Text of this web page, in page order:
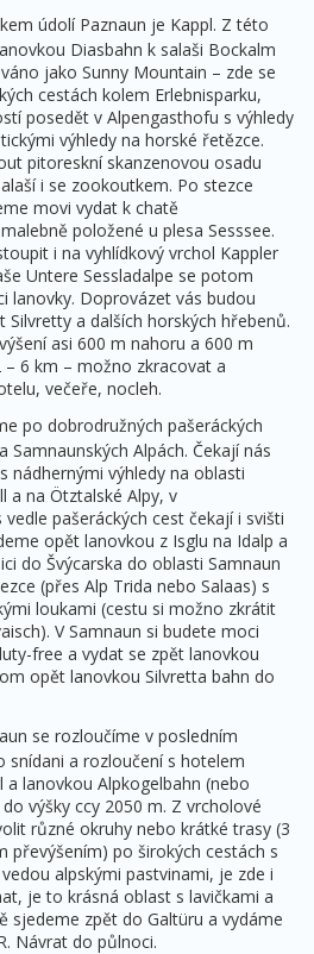
údolí Paznaun je Kappl. Z této
Diasbahn k salaši Bockalm
jako Sunny Mountain – zde se
cestách kolem Erlebnisparku,
posedět v Alpengasthofu s výhledy
výhledy na horské řetězce.
pitoreskní skanzenovou osadu
i se zookoutkem. Po stezce
movi vydat k chatě
položené u plesa Sesssee.
i na vyhlídkový vrchol Kappler
Untere Sessladalpe se potom
lanovky. Doprovázet vás budou
Silvretty a dalších horských hřebenů.
asi 600 m nahoru a 600 m
6 km – možno zkracovat a
večeře, nocleh.
po dobrodružných pašeráckých
Samnaunských Alpách. Čekají nás
nádhernými výhledy na oblasti
a na Ötztalské Alpy, v
pašeráckých cest čekají i svišti
opět lanovkou z Isglu na Idalp a
do Švýcarska do oblasti Samnaun
(přes Alp Trida nebo Salaas) s
loukami (cestu si možno zkrátit
V Samnaun si budete moci
free a vydat se zpět lanovkou
opět lanovkou Silvretta bahn do
se rozloučíme v posledním
snídani a rozloučení s hotelem
lanovkou Alpkogelbahn (nebo
výšky ccy 2050 m. Z vrcholové
různé okruhy nebo krátké trasy (3
převýšením) po širokých cestách s
alpskými pastvinami, je zde i
je to krásná oblast s lavičkami a
sjedeme zpět do Galtüru a vydáme
Návrat do půlnoci.